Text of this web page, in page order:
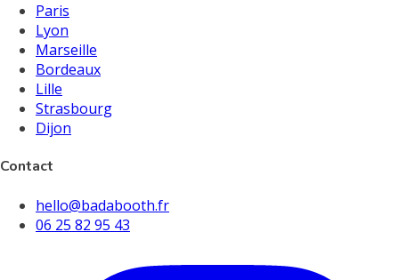
Paris
Lyon
Marseille
Bordeaux
Lille
Strasbourg
Dijon
Contact
hello@badabooth.fr
06 25 82 95 43